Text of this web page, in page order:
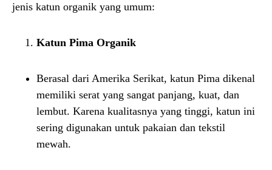
jenis katun organik yang umum:
Katun Pima Organik
Berasal dari Amerika Serikat, katun Pima dikenal
memiliki serat yang sangat panjang, kuat, dan
lembut. Karena kualitasnya yang tinggi, katun ini
sering digunakan untuk pakaian dan tekstil
mewah.